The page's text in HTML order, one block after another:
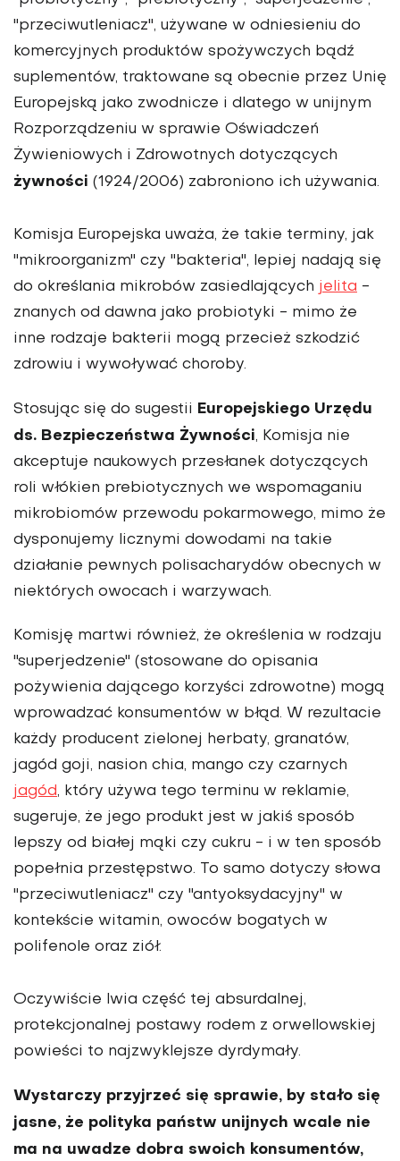
"przeciwutleniacz", używane w odniesieniu do
komercyjnych produktów spożywczych bądź
suplementów, traktowane są obecnie przez Unię
Europejską jako zwodnicze i dlatego w unijnym
Rozporządzeniu w sprawie Oświadczeń
Żywieniowych i Zdrowotnych dotyczących
żywności (1924/2006) zabroniono ich używania.
Komisja Europejska uważa, że takie terminy, jak
"mikroorganizm" czy "bakteria", lepiej nadają się
do określania mikrobów zasiedlających jelita -
znanych od dawna jako probiotyki - mimo że
inne rodzaje bakterii mogą przecież szkodzić
zdrowiu i wywoływać choroby.
Stosując się do sugestii
Europejskiego Urzędu
ds. Bezpieczeństwa Żywności, Komisja nie
akceptuje naukowych przesłanek dotyczących
roli włókien prebiotycznych we wspomaganiu
mikrobiomów przewodu pokarmowego, mimo że
dysponujemy licznymi dowodami na takie
działanie pewnych polisacharydów obecnych w
niektórych owocach i warzywach.
Komisję martwi również, że określenia w rodzaju
"superjedzenie" (stosowane do opisania
pożywienia dającego korzyści zdrowotne) mogą
wprowadzać konsumentów w błąd. W rezultacie
każdy producent zielonej herbaty, granatów,
jagód goji, nasion chia, mango czy czarnych
jagód, który używa tego terminu w reklamie,
sugeruje, że jego produkt jest w jakiś sposób
lepszy od białej mąki czy cukru - i w ten sposób
popełnia przestępstwo. To samo dotyczy słowa
"przeciwutleniacz" czy "antyoksydacyjny" w
kontekście witamin, owoców bogatych w
polifenole oraz ziół.
Oczywiście lwia część tej absurdalnej,
protekcjonalnej postawy rodem z orwellowskiej
powieści to najzwyklejsze dyrdymały.
Wystarczy przyjrzeć się sprawie, by stało się
jasne, że polityka państw unijnych wcale nie
ma na uwadze dobra swoich konsumentów,